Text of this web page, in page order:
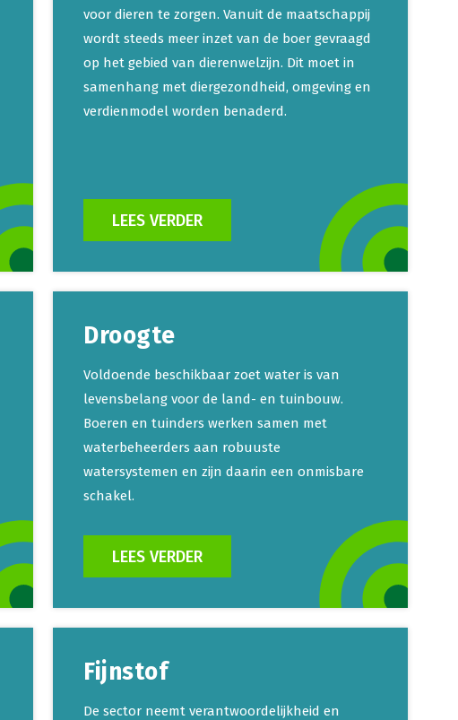
voor dieren te zorgen. Vanuit de maatschappij
wordt steeds meer inzet van de boer gevraagd
op het gebied van dierenwelzijn. Dit moet in
samenhang met diergezondheid, omgeving en
verdienmodel worden benaderd.
LEES VERDER
Droogte
Voldoende beschikbaar zoet water is van
levensbelang voor de land- en tuinbouw.
Boeren en tuinders werken samen met
waterbeheerders aan robuuste
watersystemen en zijn daarin een onmisbare
schakel.
LEES VERDER
Fijnstof
De sector neemt verantwoordelijkheid en